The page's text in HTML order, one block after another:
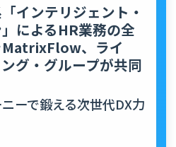
インテリジェント・
によるHR業務の全
MatrixFlow、ライ
グ・グループが共同
ーで鍛える次世代DX力